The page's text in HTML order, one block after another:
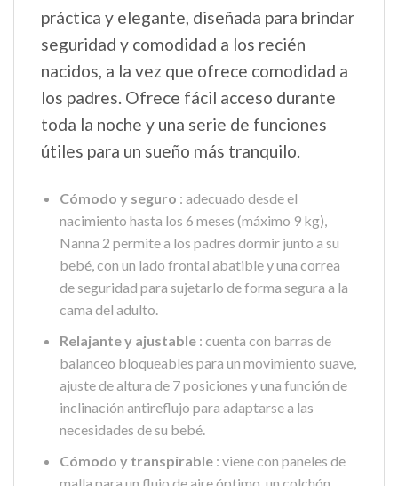
práctica y elegante, diseñada para brindar
seguridad y comodidad a los recién
nacidos, a la vez que ofrece comodidad a
los padres. Ofrece fácil acceso durante
toda la noche y una serie de funciones
útiles para un sueño más tranquilo.
Cómodo y seguro : adecuado desde el
nacimiento hasta los 6 meses (máximo 9 kg),
Nanna 2 permite a los padres dormir junto a su
bebé, con un lado frontal abatible y una correa
de seguridad para sujetarlo de forma segura a la
cama del adulto.
Relajante y ajustable: cuenta con barras de
balanceo bloqueables para un movimiento suave,
ajuste de altura de 7 posiciones y una función de
inclinación antireflujo para adaptarse a las
necesidades de su bebé.
Cómodo y transpirable: viene con paneles de
malla para un flujo de aire óptimo, un colchón